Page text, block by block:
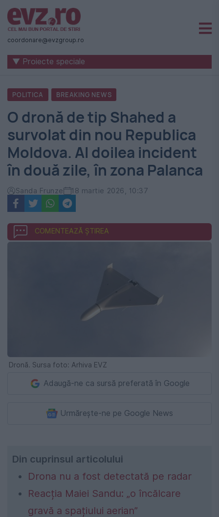
Știri
naționale
internaționale
România
-
Evenimentul
Zilei
coordonare@evzgroup.ro
▼ Proiecte speciale
POLITICA BREAKING NEWS
O dronă de tip Shahed a
survolat din nou Republica
Moldova. Al doilea incident
în două zile, în zona Palanca
Sanda Frunze 18 martie 2026, 10:37
COMENTEAZĂ ȘTIREA
Dronă. Sursa foto: Arhiva EVZ
Adaugă-ne ca sursă preferată în Google
Urmărește-ne pe Google News
Din cuprinsul articolului
Drona nu a fost detectată pe radar
Reacția Maiei Sandu: „o încălcare
gravă a spațiului aerian”